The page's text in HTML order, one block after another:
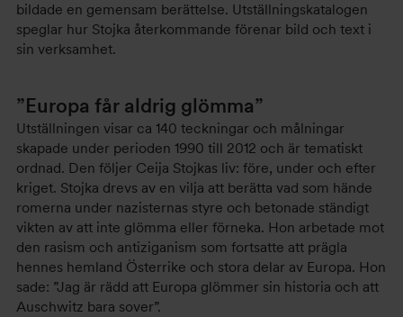
bildade en gemensam berättelse. Utställningskatalogen
speglar hur Stojka återkommande förenar bild och text i
sin verksamhet.
”Europa får aldrig glömma”
Utställningen visar ca 140 teckningar och målningar
skapade under perioden 1990 till 2012 och är tematiskt
ordnad. Den följer Ceija Stojkas liv: före, under och efter
kriget. Stojka drevs av en vilja att berätta vad som hände
romerna under nazisternas styre och betonade ständigt
vikten av att inte glömma eller förneka. Hon arbetade mot
den rasism och antiziganism som fortsatte att prägla
hennes hemland Österrike och stora delar av Europa. Hon
sade: ”Jag är rädd att Europa glömmer sin historia och att
Auschwitz bara sover”.